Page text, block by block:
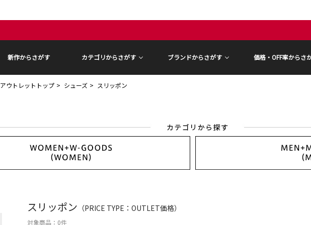
新作からさがす カテゴリからさがす ブランドからさがす 価格・OFF率からさ
アウトレットトップ シューズ スリッポン
スリッポン （PRICE TYPE：OUTLET価格）
対象商品： 0件